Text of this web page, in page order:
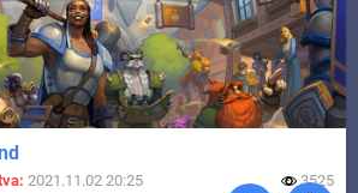
2021.11.02 20:25 3525